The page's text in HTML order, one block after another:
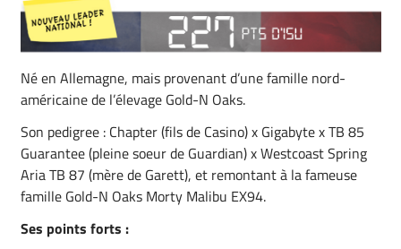
Né en Allemagne, mais provenant d’une famille nord-
américaine de l’élevage Gold-N Oaks.
Son pedigree : Chapter (fils de Casino) x Gigabyte x TB 85
Guarantee (pleine soeur de Guardian) x Westcoast Spring
Aria TB 87 (mère de Garett), et remontant à la fameuse
famille Gold-N Oaks Morty Malibu EX94.
Ses points forts :